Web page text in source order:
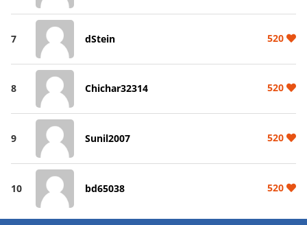
7 dStein 520
8 Chichar32314 520
9 Sunil2007 520
10 bd65038 520